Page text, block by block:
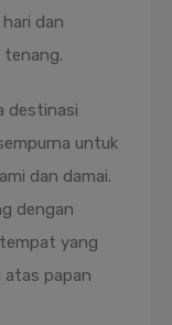
dan
tenang.
destinasi
untuk
dan damai.
dengan
yang
atas papan